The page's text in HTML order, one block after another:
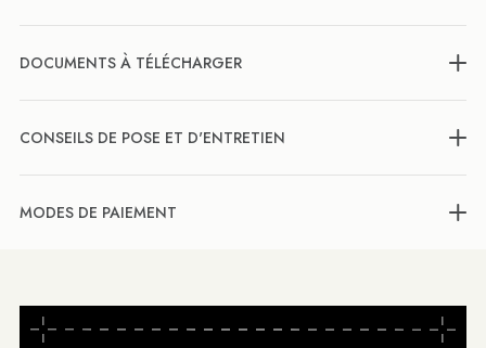
DOCUMENTS À TÉLÉCHARGER
CONSEILS DE POSE ET D'ENTRETIEN
MODES DE PAIEMENT